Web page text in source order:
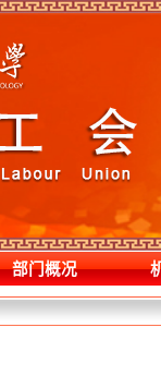
部门概况